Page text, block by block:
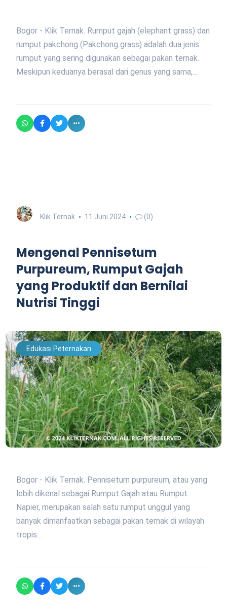
Bogor - Klik Ternak. Rumput gajah (elephant grass) dan
rumput pakchong (Pakchong grass) adalah dua jenis
rumput yang sering digunakan sebagai pakan ternak.
Meskipun keduanya berasal dari genus yang sama,…
Klik Ternak 11 Juni 2024 (0)
Mengenal Pennisetum
Purpureum, Rumput Gajah
yang Produktif dan Bernilai
Nutrisi Tinggi
Edukasi Peternakan
Bogor - Klik Ternak. Pennisetum purpureum, atau yang
lebih dikenal sebagai Rumput Gajah atau Rumput
Napier, merupakan salah satu rumput unggul yang
banyak dimanfaatkan sebagai pakan ternak di wilayah
tropis…